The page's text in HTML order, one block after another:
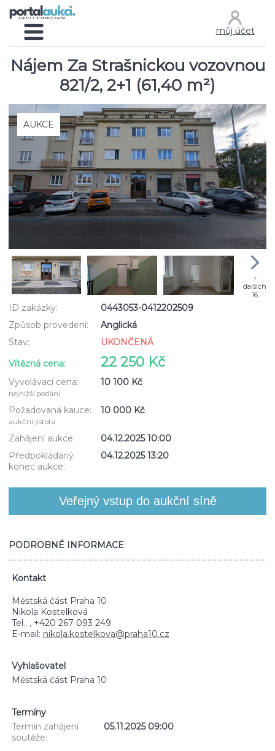
Nájem Za Strašnickou vozovnou
821/2, 2+1 (61,40 m²)
AUKCE
+
dalších
16
ID zakázky:
0443053-0412202509
Způsob provedení:
Anglická
Stav:
UKONČENÁ
Vítězná cena:
22 250 Kč
Vyvolávací cena:
nejnižší podání
10 100 Kč
Požadovaná kauce:
aukční jistota
10 000 Kč
Zahájení aukce:
04.12.2025 10:00
Předpokládaný
konec aukce:
04.12.2025 13:20
PODROBNÉ INFORMACE
Kontakt
Městská část Praha 10
Nikola Kostelková
Tel.: , +420 267 093 249
E-mail: nikola.kostelkova@praha10.cz
Vyhlašovatel
Městská část Praha 10
Termíny
Termín zahájení
soutěže:
05.11.2025 09:00
můj účet